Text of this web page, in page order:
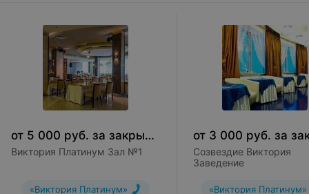
от 5 000 руб. за закрытие зала
Виктория Платинум Зал №1
«Виктория Платинум»
от 3 000 руб. за
Созвездие Виктория
Заведение
«Виктория Платинум»